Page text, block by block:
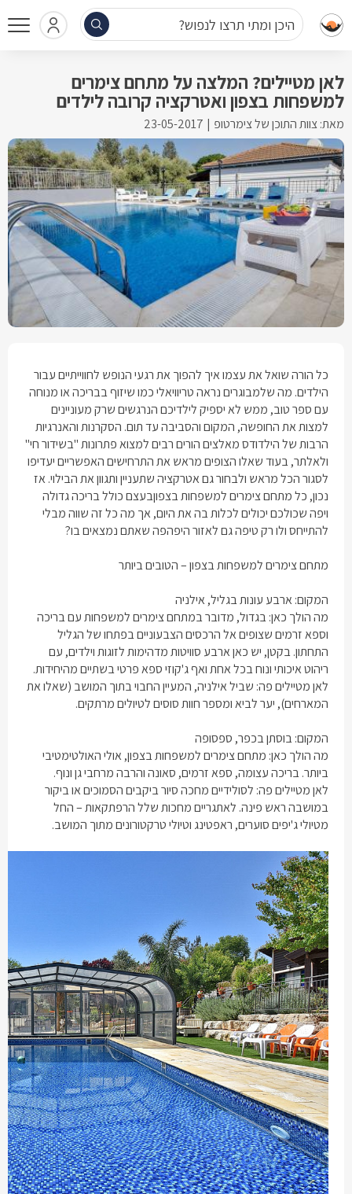
היכן ומתי תרצו לנפוש?
לאן מטיילים? המלצה על מתחם צימרים
למשפחות בצפון ואטרקציה קרובה לילדים
מאת: צוות התוכן של צימרטופ 23-05-2017
כל הורה שואל את עצמו איך להפוך את רגעי הנופש לחווייתיים עבור
הילדים. מה שלמבוגרים נראה טריוויאלי כמו שיזוף בבריכה או מנוחה
עם ספר טוב, ממש לא יספיק לילדיכם הנרגשים שרק מעוניינים
למצות את החופשה, המקום והסביבה עד תום. הסקרנות והאנרגיות
הרבות של הילדודס מאלצים הורים רבים למצוא פתרונות "בשידור חי"
ולאלתר, בעוד שאלו הצופים מראש את התרחישים האפשריים יעדיפו
לסגור הכל מראש ולבחור גם אטרקציה שתעניין ותגוון את הבילוי. אז
נכון, כלמתחם צימרים למשפחות בצפוןבעצם כולל בריכה גדולה
ויפה שכולכם יכולים לכלות בה את היום, אך מה כל זה שווה מבלי
להתייחס ולו רק טיפה גם לאזור היפהפה שאתם נמצאים בו?
מתחם צימרים למשפחות בצפון– הטובים ביותר
המקום: ארבע עונות בגליל, אילניה
מה הולך כאן: בגדול, מדובר במתחםצימרים למשפחות עם בריכה
וספא זרמים שצופים אל הרכסים הצבעוניים בפתחו של הגליל
התחתון. בקטן, יש כאן ארבע סוויטות מדהימות לזוגות וילדים, עם
ריהוט איכותי ונוח בכל אחת ואף ג'קוזי ספא פרטי בשתיים מהיחידות.
לאן מטיילים פה: שביל אילניה, המעיין החבוי בתוך המושב (שאלו את
המארחים), יער לביא ומספר חוות סוסים לטיולים מרתקים.
המקום: בוסתן בכפר, ספסופה
מה הולך כאן: מתחם צימרים למשפחות בצפון, אולי האולטימטיבי
ביותר. בריכה עצומה, ספא זרמים, סאונה והרבה מרחבי גן ונוף.
לאן מטיילים פה: לסולידיים מחכה סיור ביקבים הסמוכים או ביקור
במושבה ראש פינה. לאתגריים מחכות שלל הרפתקאות – החל
מטיולי ג'יפים סוערים, ראפטינג וטיולי טרקטורונים מתוך המושב.